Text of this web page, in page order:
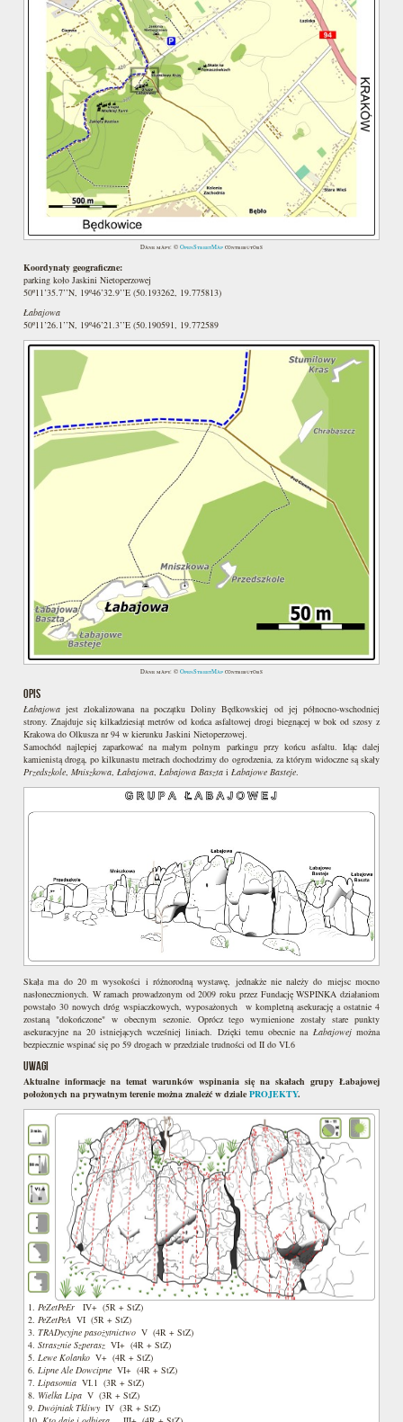
Dane mapy: © OpenStreetMap contributors
Koordynaty geograficzne:
parking koło Jaskini Nietoperzowej
50º11’35.7’’N, 19º46’32.9’’E (50.193262, 19.775813)
Łabajowa
50º11’26.1’’N, 19º46’21.3’’E (50.190591, 19.772589
Dane mapy: © OpenStreetMap contributors
OPIS
Łabajowajest zlokalizowana na początku Doliny Będkowskiej od jej północno-wschodniej
strony. Znajduje się kilkadziesiąt metrów od końca asfaltowej drogi biegnącej w bok od szosy z
Krakowa do Olkusza nr 94 w kierunku Jaskini Nietoperzowej.
Samochód najlepiej zaparkować na małym polnym parkingu przy końcu asfaltu. Idąc dalej
kamienistą drogą, po kilkunastu metrach dochodzimy do ogrodzenia, za którym widoczne są skały
Przedszkole Mniszkowa Łabajowa Łabajowa Baszta i Łabajowe Basteje
Skała ma do 20 m wysokości i różnorodną wystawę, jednakże nie należy do miejsc mocno
nasłonecznionych. W ramach prowadzonym od 2009 roku przez Fundację WSPINKA działaniom
powstało 30 nowych dróg wspiaczkowych, wyposażonych w kompletną asekurację a ostatnie 4
zostaną "dokończone" w obecnym sezonie. Oprócz tego wymienione zostały stare punkty
asekuracyjne na 20 istniejących wcześniej liniach. Dzięki temu obecnie na Łabajowejmożna
bezpiecznie wspinać się po 59 drogach w przedziale trudności od II do VI.6
UWAGI
Aktualne informacje na temat warunków wspinania się na skałach grupy Łabajowej
położonych na prywatnym terenie można znaleźć w dziale PROJEKTY.
1. PeZetPeEr IV+ (5R + StZ)
2. PeZetPeA VI (5R + StZ)
3. TRADycyjne pasożytnictwo V (4R + StZ)
4. Strasznie Szperasz VI+ (4R + StZ)
5. Lewe Kolanko V+ (4R + StZ)
6. Lipne Ale Dowcipne VI+ (4R + StZ)
7. Lipasomia VI.1 (3R + StZ)
8. Wielka Lipa V (3R + StZ)
9. Dwójniak TkliwyIV (3R + StZ)